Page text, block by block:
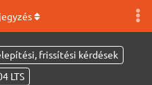
frissítési kérdések
LTS